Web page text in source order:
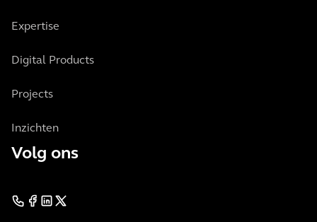
Expertise
Digital Products
Projects
Inzichten
Volg ons